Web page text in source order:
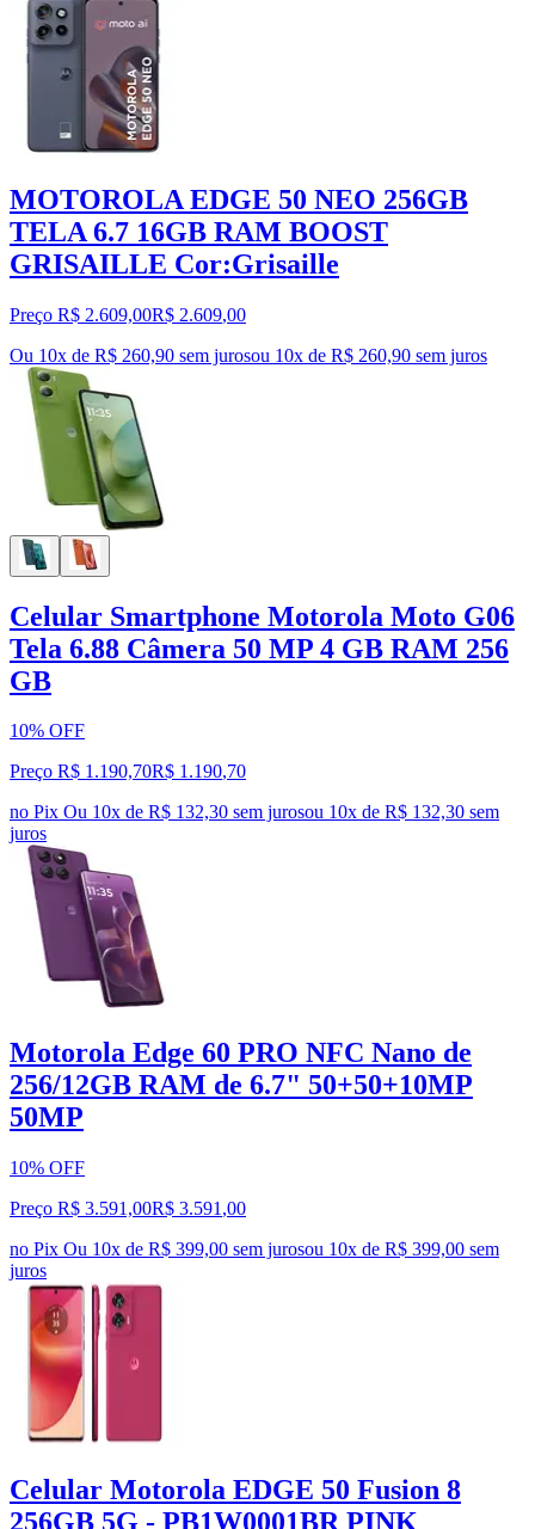
MOTOROLA EDGE 50 NEO 256GB
TELA 6.7 16GB RAM BOOST
GRISAILLE Cor:Grisaille
Preço R$ 2.609,00R$ 2.609,00
Ou 10x de R$ 260,90 sem jurosou 10x de R$ 260,90 sem juros
Celular Smartphone Motorola Moto G06
Tela 6.88 Câmera 50 MP 4 GB RAM 256
GB
10% OFF
Preço R$ 1.190,70R$ 1.190,70
no Pix Ou 10x de R$ 132,30 sem jurosou 10x de R$ 132,30 sem
juros
Motorola Edge 60 PRO NFC Nano de
256/12GB RAM de 6.7" 50+50+10MP
50MP
10% OFF
Preço R$ 3.591,00R$ 3.591 ,00
no Pix Ou 10x de R$ 399,00 sem jurosou 10x de R$ 399,00 sem
juros
Celular Motorola EDGE 50 Fusion 8
256GB 5G - PB1W0001BR PINK